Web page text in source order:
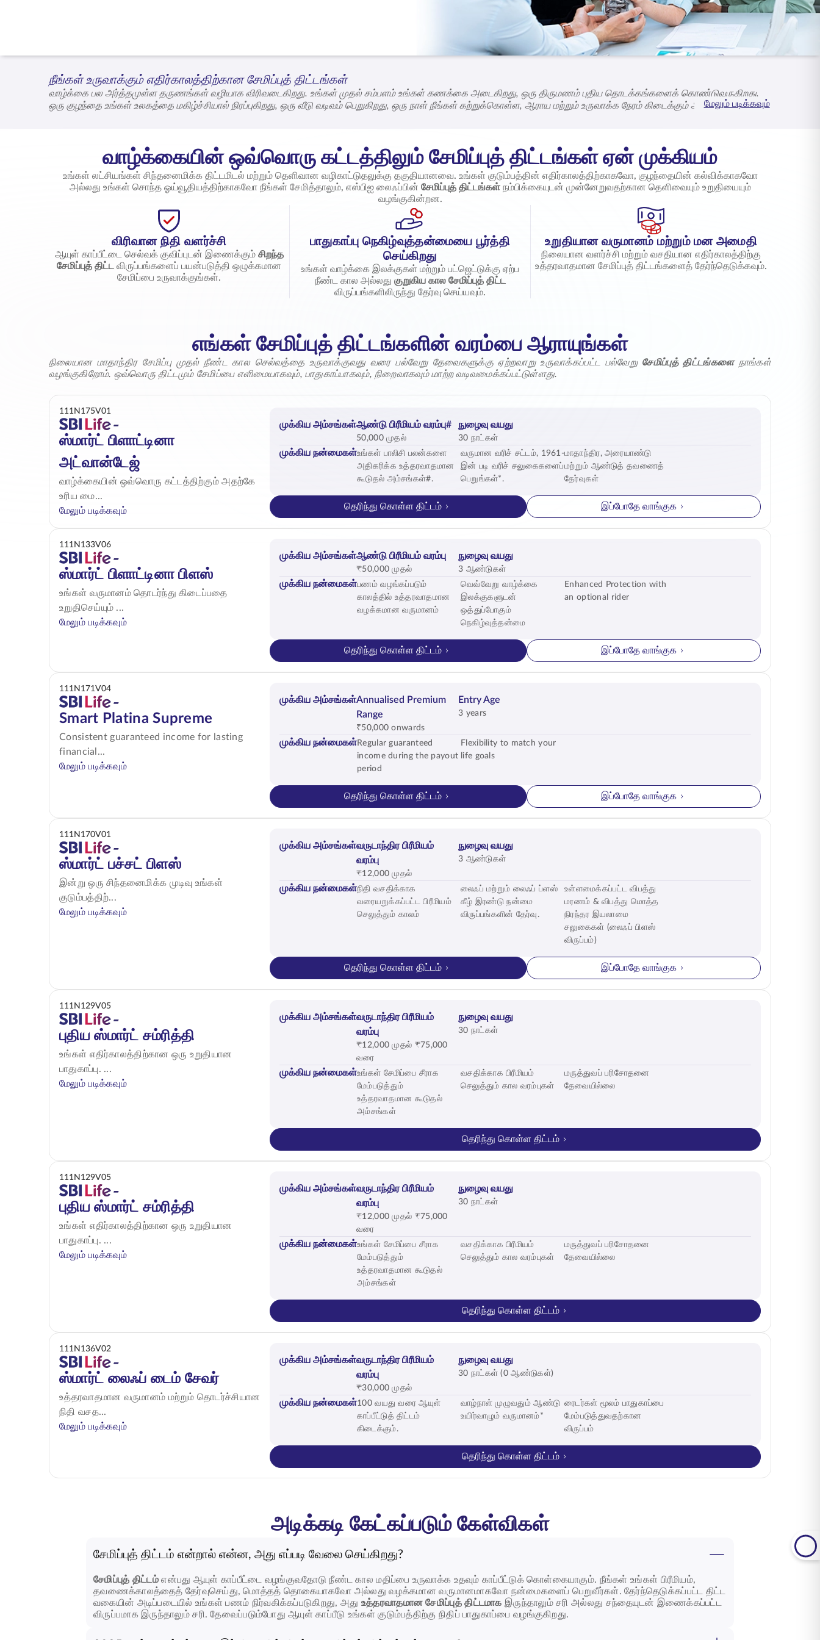
நீங்கள் உருவாக்கும் எதிர்காலத்திற்கான சேமிப்புத் திட்டங்கள்
வாழ்க்கை பல அர்த்தமுள்ள தருணங்கள் வழியாக விரிவடைகிறது. உங்கள் முதல் சம்பளம் உங்கள் கணக்கை அடைகிறது, ஒரு திருமணம் புதிய தொடக்கங்களைக் கொண்டுவருகிறது,
ஒரு குழந்தை உங்கள் உலகத்தை மகிழ்ச்சியால் நிரப்புகிறது, ஒரு வீடு வடிவம் பெறுகிறது, ஒரு நாள் நீங்கள் கற்றுக்கொள்ள, ஆராய மற்றும் உருவாக்க நேரம் கிடைக்கும் அமைதியான
மேலும் படிக்கவும்
வாழ்க்கையின் ஒவ்வொரு கட்டத்திலும் சேமிப்புத் திட்டங்கள் ஏன் முக்கியம்
உங்கள் லட்சியங்கள் சிந்தனைமிக்க திட்டமிடல் மற்றும் தெளிவான வழிகாட்டுதலுக்கு தகுதியானவை. உங்கள் குடும்பத்தின் எதிர்காலத்திற்காகவோ, குழந்தையின் கல்விக்காகவோ
அல்லது உங்கள் சொந்த ஓய்வூதியத்திற்காகவோ நீங்கள் சேமித்தாலும், எஸ்பிஐ லைஃப்பின் சேமிப்புத் திட்டங்கள்நம்பிக்கையுடன் முன்னேறுவதற்கான தெளிவையும் உறுதியையும்
வழங்குகின்றன.
விரிவான நிதி வளர்ச்சி
ஆயுள் காப்பீட்டை செல்வக் குவிப்புடன் இணைக்கும் சிறந்த
சேமிப்புத் திட்ட விருப்பங்களைப் பயன்படுத்தி ஒழுக்கமான
சேமிப்பை உருவாக்குங்கள்.
பாதுகாப்பு நெகிழ்வுத்தன்மையை பூர்த்தி
செய்கிறது
உங்கள் வாழ்க்கை இலக்குகள் மற்றும் பட்ஜெட்டுக்கு ஏற்ப
நீண்ட கால அல்லது குறுகிய கால சேமிப்புத் திட்ட
விருப்பங்களிலிருந்து தேர்வு செய்யவும்.
உறுதியான வருமானம் மற்றும் மன அமைதி
நிலையான வளர்ச்சி மற்றும் வசதியான எதிர்காலத்திற்கு
உத்தரவாதமான சேமிப்புத் திட்டங்களைத் தேர்ந்தெடுக்கவும்.
எங்கள் சேமிப்புத் திட்டங்களின் வரம்பை ஆராயுங்கள்
நிலையான மாதாந்திர சேமிப்பு முதல் நீண்ட கால செல்வத்தை உருவாக்குவது வரை பல்வேறு தேவைகளுக்கு ஏற்றவாறு உருவாக்கப்பட்ட பல்வேறு சேமிப்புத் திட்டங்களைநாங்கள்
வழங்குகிறோம். ஒவ்வொரு திட்டமும் சேமிப்பை எளிமையாகவும், பாதுகாப்பாகவும், நிறைவாகவும் மாற்ற வடிவமைக்கப்பட்டுள்ளது.
111N175V01
ஸ்மார்ட் பிளாட்டினா
அட்வான்டேஜ்
வாழ்க்கையின் ஒவ்வொரு கட்டத்திற்கும் அதற்கே
உரிய மை...
மேலும் படிக்கவும்
முக்கிய அம்சங்கள்ஆண்டு பிரீமியம் வரம்பு#
50,000 முதல்
நுழைவு வயது
30 நாட்கள்
முக்கிய நன்மைகள்உங்கள் பாலிசி பலன்களை
அதிகரிக்க உத்தரவாதமான
கூடுதல் அம்சங்கள்#.
வருமான வரிச் சட்டம், 1961-
இன் படி வரிச் சலுகைகளைப்
பெறுங்கள்*.
மாதாந்திர, அரையாண்டு
மற்றும் ஆண்டுத் தவணைத்
தேர்வுகள்
தெரிந்து கொள்ள திட்டம் இப்போதே வாங்குக
111N133V06
ஸ்மார்ட் பிளாட்டினா பிளஸ்
உங்கள் வருமானம் தொடர்ந்து கிடைப்பதை
உறுதிசெய்யும் ...
மேலும் படிக்கவும்
முக்கிய அம்சங்கள்ஆண்டு பிரீமியம் வரம்பு
₹50,000 முதல்
நுழைவு வயது
3 ஆண்டுகள்
முக்கிய நன்மைகள்பணம் வழங்கப்படும்
காலத்தில் உத்தரவாதமான
வழக்கமான வருமானம்
வெவ்வேறு வாழ்க்கை
இலக்குகளுடன்
ஒத்துப்போகும்
நெகிழ்வுத்தன்மை
Enhanced Protection with
an optional rider
தெரிந்து கொள்ள திட்டம் இப்போதே வாங்குக
111N171V04
Smart Platina Supreme
Consistent guaranteed income for lasting
financial...
மேலும் படிக்கவும்
முக்கிய அம்சங்கள்Annualised Premium
Range
₹50,000 onwards
Entry Age
3 years
முக்கிய நன்மைகள்Regular guaranteed
income during the payout
period
Flexibility to match your
life goals
தெரிந்து கொள்ள திட்டம் இப்போதே வாங்குக
111N170V01
ஸ்மார்ட் பச்சட் பிளஸ்
இன்று ஒரு சிந்தனைமிக்க முடிவு உங்கள்
குடும்பத்திற்...
மேலும் படிக்கவும்
முக்கிய அம்சங்கள்வருடாந்திர பிரீமியம்
வரம்பு
₹12,000 முதல்
நுழைவு வயது
3 ஆண்டுகள்
முக்கிய நன்மைகள்நிதி வசதிக்காக
வரையறுக்கப்பட்ட பிரீமியம்
செலுத்தும் காலம்
லைஃப் மற்றும் லைஃப் ப்ளஸ்
கீழ் இரண்டு நன்மை
விருப்பங்களின் தேர்வு.
உள்ளமைக்கப்பட்ட விபத்து
மரணம் & விபத்து மொத்த
நிரந்தர இயலாமை
சலுகைகள் (லைஃப் பிளஸ்
விருப்பம்)
தெரிந்து கொள்ள திட்டம் இப்போதே வாங்குக
111N129V05
புதிய ஸ்மார்ட் சம்ரித்தி
உங்கள் எதிர்காலத்திற்கான ஒரு உறுதியான
பாதுகாப்பு. ...
மேலும் படிக்கவும்
முக்கிய அம்சங்கள்வருடாந்திர பிரீமியம்
வரம்பு
₹12,000 முதல் ₹75,000
வரை
நுழைவு வயது
30 நாட்கள்
முக்கிய நன்மைகள்உங்கள் சேமிப்பை சீராக
மேம்படுத்தும்
உத்தரவாதமான கூடுதல்
அம்சங்கள்
வசதிக்காக பிரீமியம்
செலுத்தும் கால வரம்புகள்
மருத்துவப் பரிசோதனை
தேவையில்லை
தெரிந்து கொள்ள திட்டம்
111N129V05
புதிய ஸ்மார்ட் சம்ரித்தி
உங்கள் எதிர்காலத்திற்கான ஒரு உறுதியான
பாதுகாப்பு. ...
மேலும் படிக்கவும்
முக்கிய அம்சங்கள்வருடாந்திர பிரீமியம்
வரம்பு
₹12,000 முதல் ₹75,000
வரை
நுழைவு வயது
30 நாட்கள்
முக்கிய நன்மைகள்உங்கள் சேமிப்பை சீராக
மேம்படுத்தும்
உத்தரவாதமான கூடுதல்
அம்சங்கள்
வசதிக்காக பிரீமியம்
செலுத்தும் கால வரம்புகள்
மருத்துவப் பரிசோதனை
தேவையில்லை
தெரிந்து கொள்ள திட்டம்
111N136V02
ஸ்மார்ட் லைஃப் டைம் சேவர்
உத்தரவாதமான வருமானம் மற்றும் தொடர்ச்சியான
நிதி வசத...
மேலும் படிக்கவும்
முக்கிய அம்சங்கள்வருடாந்திர பிரீமியம்
வரம்பு
₹30,000 முதல்
நுழைவு வயது
30 நாட்கள் (0 ஆண்டுகள்)
முக்கிய நன்மைகள்100 வயது வரை ஆயுள்
காப்பீட்டுத் திட்டம்
கிடைக்கும்.
வாழ்நாள் முழுவதும் ஆண்டு
உயிர்வாழும் வருமானம்*
ரைடர்கள் மூலம் பாதுகாப்பை
மேம்படுத்துவதற்கான
விருப்பம்
தெரிந்து கொள்ள திட்டம்
அடிக்கடி கேட்கப்படும் கேள்விகள்
சேமிப்புத் திட்டம் என்றால் என்ன, அது எப்படி வேலை செய்கிறது?
சேமிப்புத் திட்டம் என்பது ஆயுள் காப்பீட்டை வழங்குவதோடு நீண்ட கால மதிப்பை உருவாக்க உதவும் காப்பீட்டுக் கொள்கையாகும். நீங்கள் உங்கள் பிரீமியம்,
தவணைக்காலத்தைத் தேர்வுசெய்து, மொத்தத் தொகையாகவோ அல்லது வழக்கமான வருமானமாகவோ நன்மைகளைப் பெறுவீர்கள். தேர்ந்தெடுக்கப்பட்ட திட்ட
வகையின் அடிப்படையில் உங்கள் பணம் நிர்வகிக்கப்படுகிறது, அது உத்தரவாதமான சேமிப்புத் திட்டமாக இருந்தாலும் சரி அல்லது சந்தையுடன் இணைக்கப்பட்ட
விருப்பமாக இருந்தாலும் சரி. தேவைப்படும்போது ஆயுள் காப்பீடு உங்கள் குடும்பத்திற்கு நிதிப் பாதுகாப்பை வழங்குகிறது.